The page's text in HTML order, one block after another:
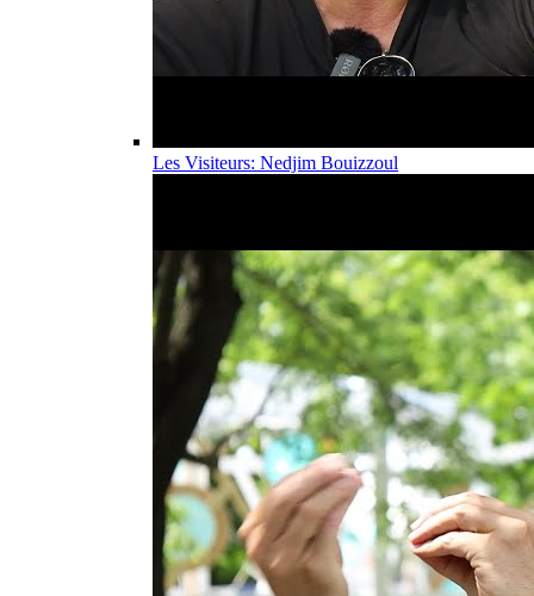
Les Visiteurs: Nedjim Bouizzoul